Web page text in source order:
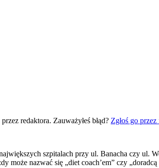
redaktora. Zauważyłeś błąd? Zgłoś go
szpitalach przy ul. Banacha czy ul.
nazwać się „diet coach’em” czy